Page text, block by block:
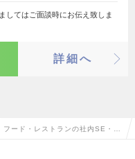
してはご面談時にお伝え致しま
詳細へ
フード・レストランの社内SE・シ